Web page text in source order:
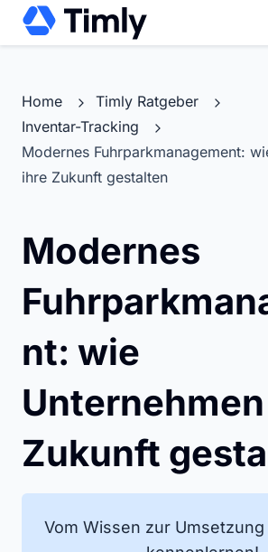
Home
Timly Ratgeber
Inventar-Tracking
Modernes Fuhrparkmanagement:
ihre Zukunft gestalten
Modernes
nt: wie
Zukunft
Vom Wissen zur